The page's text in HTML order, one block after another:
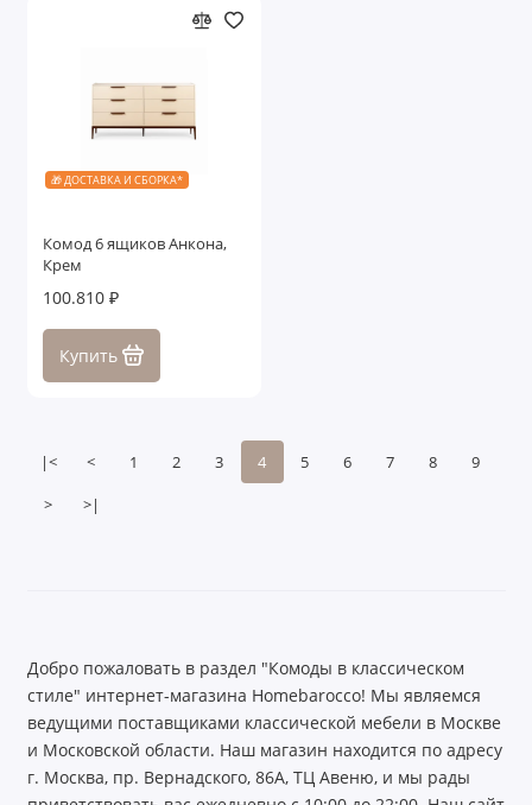
🎁 ДОСТАВКА И СБОРКА*
Комод 6 ящиков Анкона,
Крем
100.810 ₽
Купить
|< < 1 2 3 4 5 6 7 8 9
> >|
Добро пожаловать в раздел "Комоды в классическом
стиле" интернет-магазина Homebarocco! Мы являемся
ведущими поставщиками классической мебели в Москве
и Московской области. Наш магазин находится по адресу
г. Москва, пр. Вернадского, 86А, ТЦ Авеню, и мы рады